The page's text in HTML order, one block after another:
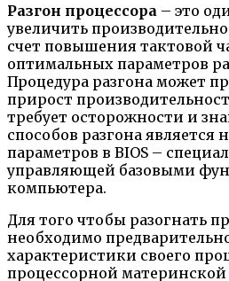
Разгон процессора – это
увеличить
счет повышения тактовой
оптимальных параметров
Процедура разгона может
прирост
требует осторожности и
способов разгона является
параметров в BIOS –
управляющей базовыми
компьютера.
Для того чтобы разогнать
необходимо
характеристики своего
процессорной материнской